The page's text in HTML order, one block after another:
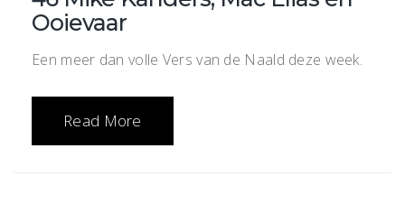
Ooievaar
Een meer dan volle Vers van de Naald deze week.
Read More